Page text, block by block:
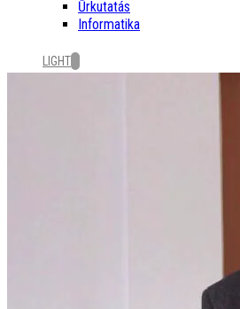
Űrkutatás
Informatika
LIGHT